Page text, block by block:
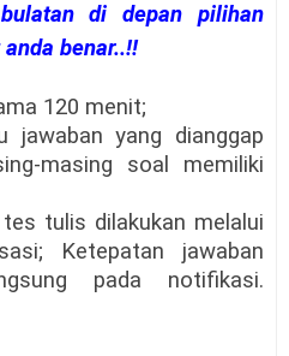
di depan pilihan
benar..!!
120 menit;
jawaban yang dianggap
masing soal memiliki
tulis dilakukan melalui
Ketepatan jawaban
pada notifikasi.